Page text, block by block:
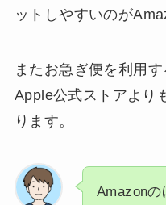
ットしやすいのが
またお急ぎ便を利用
Apple公式ストアより
ります。
Amazonの